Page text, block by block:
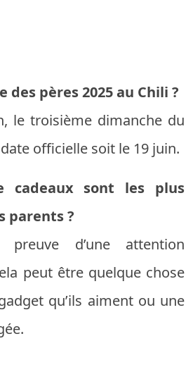
des pères 2025 au Chili ?
le troisième dimanche du
officielle soit le 19 juin.
cadeaux sont les plus
parents ?
d’une attention
peut être quelque chose
qu’ils aiment ou une